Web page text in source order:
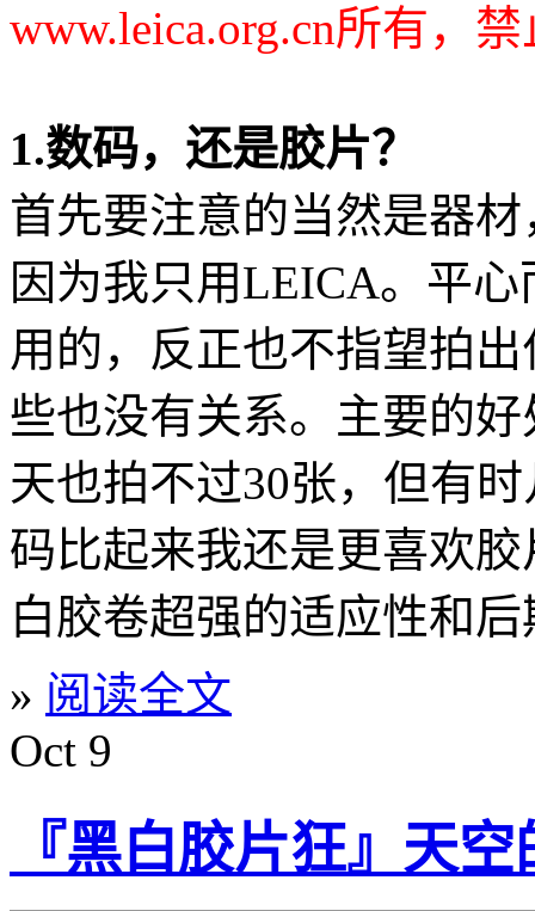
www.leica.org.cn所有，
1.数码，还是胶片？
首先要注意的当然是器
因为我只用LEICA。平
用的，反正也不指望拍
些也没有关系。主要的
天也拍不过30张，但有
码比起来我还是更喜欢
白胶卷超强的适应性和
» 阅读全文
Oct 9
『黑白胶片狂』天